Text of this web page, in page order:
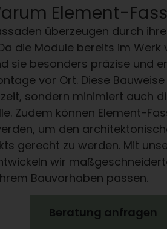
Element-
überzeugen durch
die Module bereits im
sie besonders präzise und
vor Ort. Diese
sondern minimiert auch
Zudem können Element-
um den
gerecht zu werden. Mit
wir
Bauvorhaben passen.
Beratung anfragen